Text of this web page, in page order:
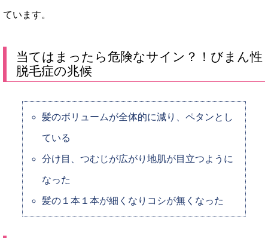
ています。
当てはまったら危険なサイン？！びまん性
脱毛症の兆候
髪のボリュームが全体的に減り、ペタンとし
ている
分け目、つむじが広がり地肌が目立つように
なった
髪の１本１本が細くなりコシが無くなった